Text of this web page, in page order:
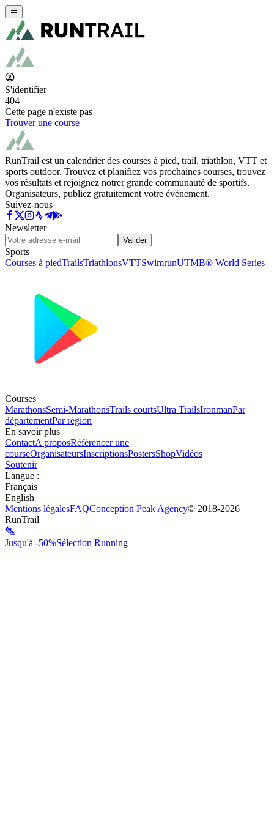
S'identifier
404
Cette page n'existe pas
Trouver une course
RunTrail est un calendrier des courses à pied, trail, triathlon, VTT et
sports outdoor. Trouvez et planifiez vos prochaines courses, trouvez
vos résultats et rejoignez notrer grande communauté de sportifs.
Organisateurs, publiez gratuitement votre évènement.
Suivez-nous
Newsletter
Valider
Sports
Courses à piedTrailsTriathlonsVTTSwimrunUTMB® World Series
Courses
MarathonsSemi-MarathonsTrails courtsUltra TrailsIronmanPar
départementPar région
En savoir plus
ContactA proposRéférencer une
courseOrganisateursInscriptionsPostersShopVidéos
Soutenir
Langue :
Français
English
Mentions légalesFAQConception Peak Agency© 2018-2026
RunTrail
Jusqu'à -50%Sélection Running